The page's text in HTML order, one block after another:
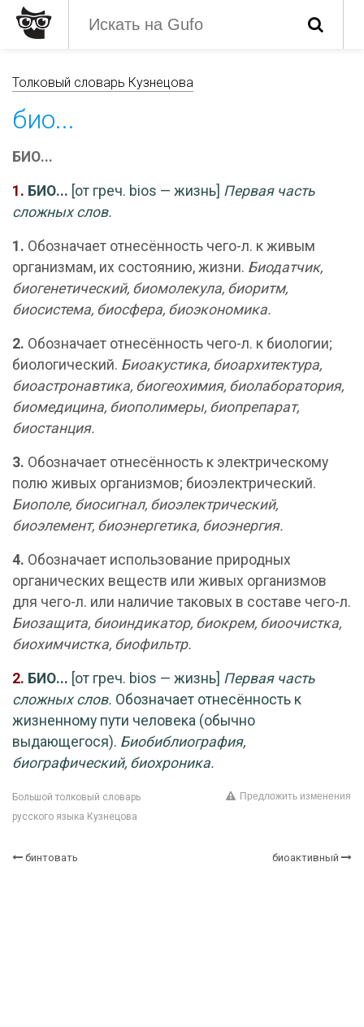
Толковый словарь Кузнецова
био...
БИО...
1. БИО... [от греч. bios — жизнь] Первая часть
сложных слов.
1. Обозначает отнесённость чего-л. к живым
организмам, их состоянию, жизни. Биодатчик,
биогенетический, биомолекула, биоритм,
биосистема, биосфера, биоэкономика.
2. Обозначает отнесённость чего-л. к биологии;
биологический. Биоакустика, биоархитектура,
биоастронавтика, биогеохимия, биолаборатория,
биомедицина, биополимеры, биопрепарат,
биостанция.
3. Обозначает отнесённость к электрическому
полю живых организмов; биоэлектрический.
Биополе, биосигнал, биоэлектрический,
биоэлемент, биоэнергетика, биоэнергия.
4. Обозначает использование природных
органических веществ или живых организмов
для чего-л. или наличие таковых в составе чего-л.
Биозащита, биоиндикатор, биокрем, биоочистка,
биохимчистка, биофильтр.
2. БИО... [от греч. bios — жизнь] Первая часть
сложных слов. Обозначает отнесённость к
жизненному пути человека (обычно
выдающегося). Биобиблиография,
биографический, биохроника.
Большой толковый словарь
русского языка Кузнецова
Предложить изменения
бинтовать биоактивный